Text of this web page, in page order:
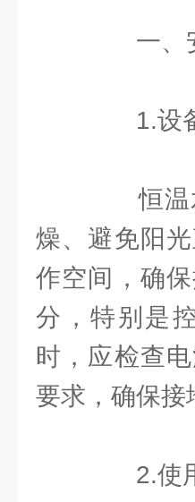
一、安
1.设备
恒温水
燥、避免阳
作空间，确
分，特别是
时，应检查
要求，确保接
2.使用